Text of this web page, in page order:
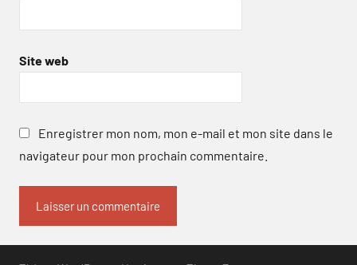
Site web
Enregistrer mon nom, mon e-mail et mon site dans le
navigateur pour mon prochain commentaire.